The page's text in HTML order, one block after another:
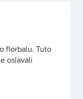
florbalu. Tuto
oslavali